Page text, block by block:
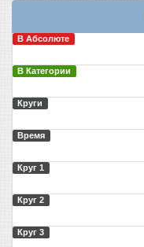
В Абсолюте
В Категории
Круги
Время
Круг 1
Круг 2
Круг 3